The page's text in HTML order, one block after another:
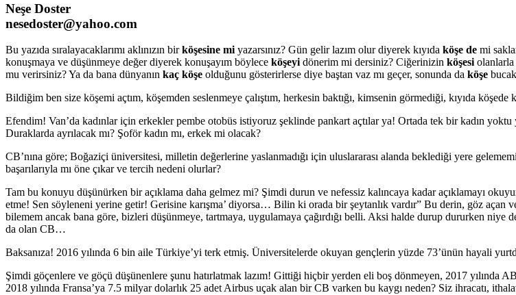
Neşe Doster
nesedoster@yahoo.com
Bu yazıda sıralayacaklarımı aklınızın birköşesine mi yazarsınız? Gün gelir lazım olur diyerek kıyıda köşe de mi
konuşmaya ve düşünmeye değer diyerek konuşayım böylece köşeyi dönerim mi dersiniz? Ciğerinizin köşesi olanlarla
mu verirsiniz? Ya da bana dünyanın kaç köşe olduğunu gösterirlerse diye baştan vaz mı geçer, sonunda da köşe
Bildiğim ben size köşemi açtım, köşemden seslenmeye çalıştım, herkesin baktığı, kimsenin görmediği, kıyıda
Efendim! Van’da kadınlar için erkekler pembe otobüs istiyoruz şeklinde pankart açtılar ya! Ortada tek bir kadın
Duraklarda ayrılacak mı? Şoför kadın mı, erkek mi olacak?
CB’nına göre; Boğaziçi üniversitesi, milletin değerlerine yaslanmadığı için uluslararası alanda beklediği yere
başarılarıyla mı öne çıkar ve tercih nedeni olurlar?
Tam bu konuyu düşünürken bir açıklama daha gelmez mi? Şimdi durun ve nefessiz kalıncaya kadar açıklamayı
etme! Sen söyleneni yerine getir! Gerisine karışma’ diyorsa… Bilin ki orada bir şeytanlık vardır” Bu derin, göz
bilemem ancak bana göre, bizleri düşünmeye, tartmaya, uygulamaya çağırdığı belli. Aksi halde durup dururken
da olan CB…
Baksanıza! 2016 yılında 6 bin aile Türkiye’yi terk etmiş. Üniversitelerde okuyan gençlerin yüzde 73’ünün hayali
Şimdi göçenlere ve göçü düşünenlere şunu hatırlatmak lazım! Gittiği hiçbir yerden eli boş dönmeyen, 2017
2018 yılında Fransa’ya 7.5 milyar dolarlık 25 adet Airbus uçak alan bir CB varken bu kaygı neden? Siz ihracatı,